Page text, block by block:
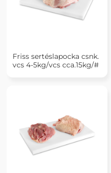
Friss sertéslapocka csnk.
vcs 4-5kg/vcs cca.15kg/#